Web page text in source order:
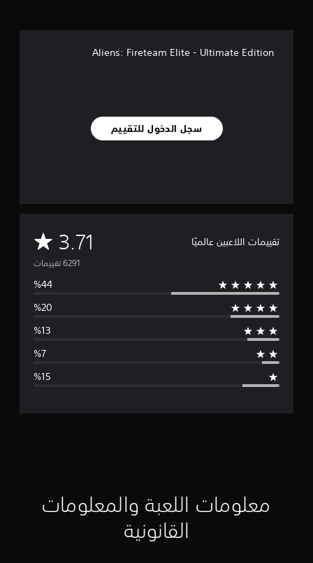
Aliens: Fireteam Elite - Ultimate Edition
سجل الدخول للتقييم
تقييمات اللاعبين عالميًا 3.71 م
ت
و
س
ط
ت
ي
معلومات اللعبة والمعلومات
القانونية